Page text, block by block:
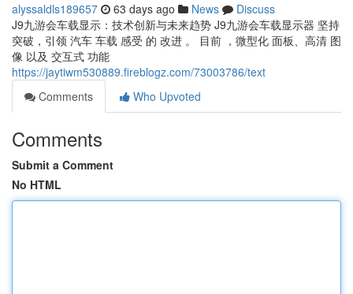
alyssaldls189657 63 days ago News
Discuss
J9九游会车载显示：技术创新与未来趋势 J9九游会车载显示器 坚持
突破，引领 汽车 车载 感受 的 改进 。 目前 ，微型化 面板、高清 图
像 以及 交互式 功能
https://jaytiwm530889.fireblogz.com/73003786/text
Comments
Who Upvoted
Comments
Submit a Comment
No HTML